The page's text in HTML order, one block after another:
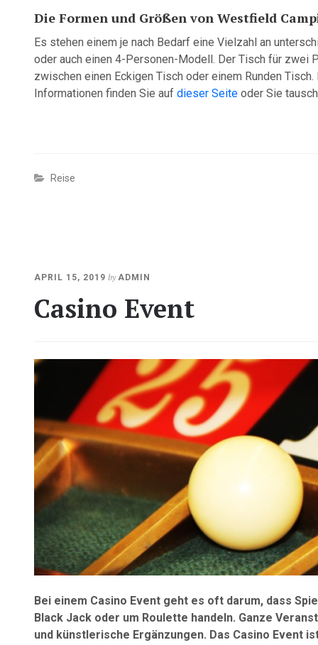
Die Formen und Größen von Westfield
Es stehen einem je nach Bedarf eine Vielzahl an
oder auch einen 4-Personen-Modell. Der Tisch für zwei
zwischen einen Eckigen Tisch oder einem Runden
Informationen finden Sie auf dieser Seite oder Sie
Reise
APRIL 15, 2019 OKTOBER
2020
byADMIN
Casino Event
Bei einem Casino Event geht es oft darum, dass
Black Jack oder um Roulette handeln. Ganze
und künstlerische Ergänzungen. Das Casino Event